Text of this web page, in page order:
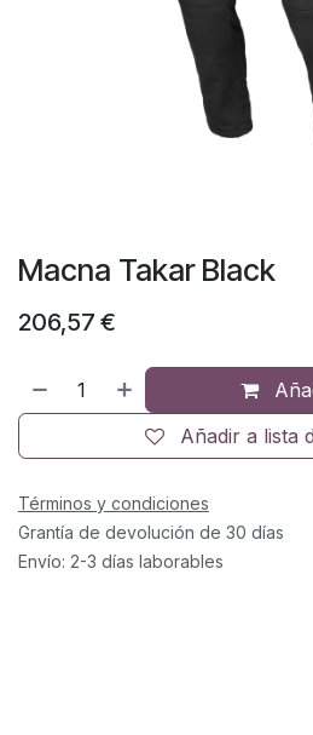
Macna Takar Black
206,57 €
Añadir a lista
Términos y condiciones
Grantía de devolución de 30 días
Envío: 2-3 días laborables